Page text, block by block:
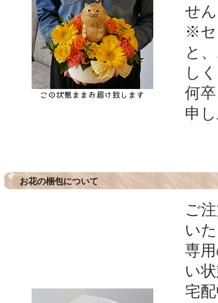
せ
※セ
と
し
何
申
お花の梱包について
ご
い
専
い
宅